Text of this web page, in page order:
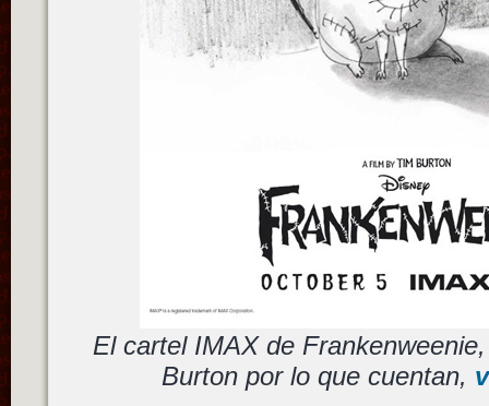
El cartel IMAX de
Burton por lo que cuentan,